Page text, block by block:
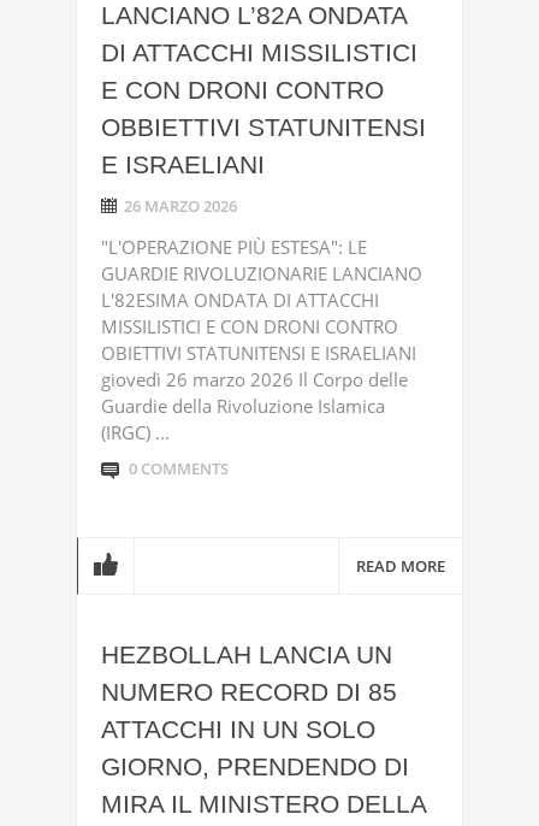
LANCIANO L’82A ONDATA
DI ATTACCHI MISSILISTICI
E CON DRONI CONTRO
OBBIETTIVI STATUNITENSI
E ISRAELIANI
26 MARZO 2026
"L'OPERAZIONE PIÙ ESTESA": LE
GUARDIE RIVOLUZIONARIE LANCIANO
L'82ESIMA ONDATA DI ATTACCHI
MISSILISTICI E CON DRONI CONTRO
OBIETTIVI STATUNITENSI E ISRAELIANI
giovedì 26 marzo 2026 Il Corpo delle
Guardie della Rivoluzione Islamica
(IRGC) ...
0 COMMENTS
READ MORE
HEZBOLLAH LANCIA UN
NUMERO RECORD DI 85
ATTACCHI IN UN SOLO
GIORNO, PRENDENDO DI
MIRA IL MINISTERO DELLA